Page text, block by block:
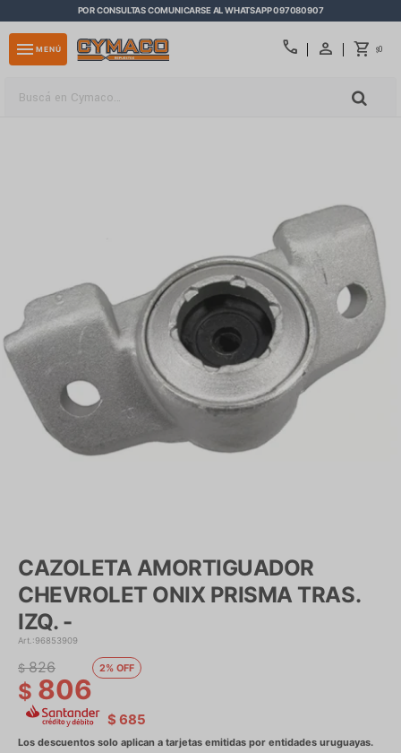
POR CONSULTAS COMUNICARSE AL WHATSAPP 097080907
call $0
menu MENÚ
CAZOLETA AMORTIGUADOR
CHEVROLET ONIX PRISMA TRAS.
IZQ. -
96853909
$ 806
$ 826 2
$ 685
close